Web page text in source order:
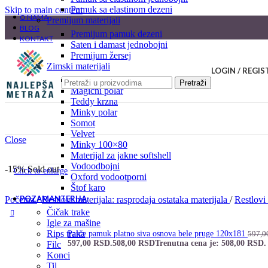
Skip to main content
O NAMA
BLOG
KONTAKT
Pretraži
LOGIN /
pamuk sa elastinom dezeni
premijum materijali
premijum pamuk dezeni
saten i damast jednobojni
premijum žersej
zimski materijali
welsoft
magični polar
teddy krzna
minky polar
somot
velvet
minky 100×80
materijal za jakne softshell
vodoodbojni
oxford vodootporni
štof karo
POZAMANTERIJA
čičak trake
igle za mašine
rips traka
filc
konci
til
Close
-15% Sold out
Click to enlarge
Početna/ Restlovi materijala: rasprodaja ostataka materijala / Restlovi
Parče pamuk platno siva osnova bele pruge 120x181
597,00 RSD.508,00 RSDTrenutna cena je: 508,00 RSD.